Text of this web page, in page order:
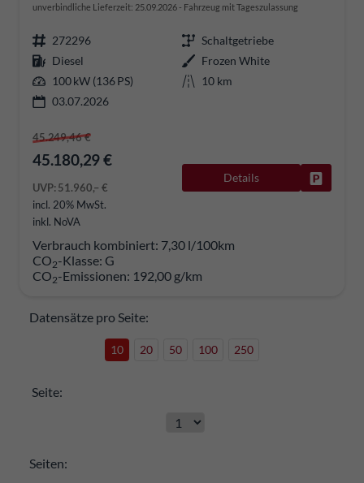
unverbindliche Lieferzeit: 25.09.2026 Fahrzeug mit Tageszulassung
272296
Schaltgetriebe
Diesel
Frozen White
100 kW (136 PS)
10 km
03.07.2026
45.249,46 €
45.180,29 €
UVP:51.960,– €
incl. 20% MwSt.
inkl. NoVA
Details
Verbrauch kombiniert: 7,30 l/100km
CO2-Klasse: G
CO2-Emissionen: 192,00 g/km
Datensätze pro Seite:
10 20 50 100 250
Seite:
Seiten: